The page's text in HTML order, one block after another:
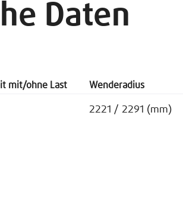
Daten
mit/ohne Last Wenderadius
2221 / 2291 (mm)